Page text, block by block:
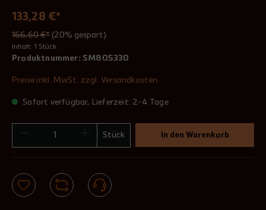
133,28 €*
166,60 €* (20% gespart)
Inhalt: 1 Stück
Produktnummer: SM805330
Preise inkl. MwSt. zzgl. Versandkosten
Sofort verfügbar, Lieferzeit: 2-4 Tage
Stück In den Warenkorb